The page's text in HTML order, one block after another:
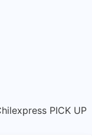
PICK UP